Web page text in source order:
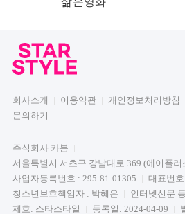
회사소개 이용약관 개인정보처리방침
문의하기
주식회사 카붐
서울특별시 서초구 강남대로 369 (에이플
사업자등록번호 : 295-81-01305
대표번
청소년보호책임자 : 박혜은
인터넷신문
제호: 스타스타일
등록일: 2024-04-09